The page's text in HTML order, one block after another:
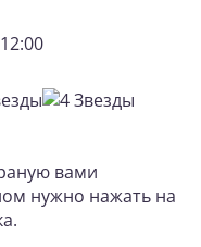
вами
нужно нажать на